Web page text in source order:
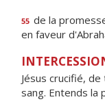
55 de la
en faveur
Jésus crucifié,
sang. Entends la